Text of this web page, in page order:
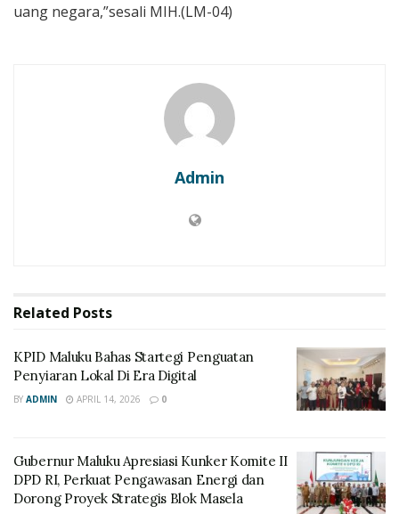
uang negara,”sesali MIH.(LM-04)
Admin
Related Posts
KPID Maluku Bahas Startegi Penguatan
Penyiaran Lokal Di Era Digital
BY ADMIN APRIL 14, 2026 0
Gubernur Maluku Apresiasi Kunker Komite II
DPD RI, Perkuat Pengawasan Energi dan
Dorong Proyek Strategis Blok Masela